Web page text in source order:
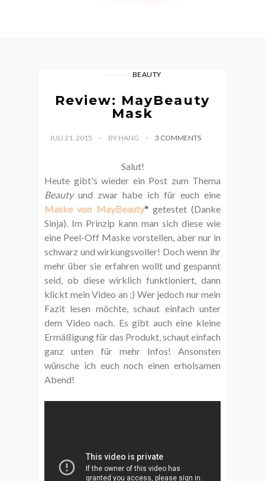
BEAUTY
Review: MayBeauty
Mask
JULI 21, 2015 BY HANG 3 COMMENTS
Salut!
Heute gibt's wieder ein Post zum Thema
Beautyund zwar habe ich für euch eine
Maske von MayBeauty*getestet (Danke
Sinja). Im Prinzip kann man sich diese wie
eine Peel-Off Maske vorstellen, aber nur in
schwarz und wirkungsvoller! Doch wenn ihr
mehr über sie erfahren wollt und gespannt
seid, ob diese wirklich funktioniert, dann
klickt mein Video an ;) Wer jedoch nur mein
Fazit lesen möchte, schaut einfach unter
dem Video nach. Es gibt auch eine kleine
Ermäßigung für das Produkt, schaut einfach
ganz unten für mehr Infos! Ansonsten
wünsche ich euch noch einen erholsamen
Abend!